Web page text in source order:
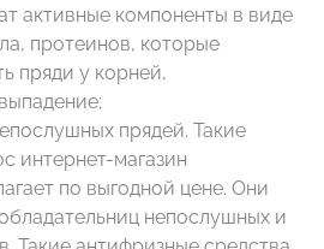
активные компоненты в виде
протеинов, которые
пряди у корней,
прядей. Такие
интернет-магазин
по выгодной цене. Они
непослушных и